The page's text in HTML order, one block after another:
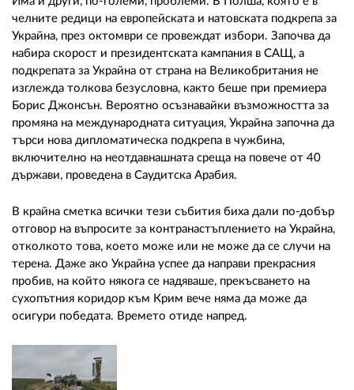
челните редици на европейската и натовската подкрепа за
Украйна, през октомври се провеждат избори. Започва да
набира скорост и президентската кампания в САЩ, а
подкрепата за Украйна от страна на Великобритания не
изглежда толкова безусловна, както беше при премиера
Борис Джонсън. Вероятно осъзнавайки възможността за
промяна на международната ситуация, Украйна започна да
търси нова дипломатическа подкрепа в чужбина,
включително на неотдавнашната среща на повече от 40
държави, проведена в Саудитска Арабия.
В крайна сметка всички тези събития биха дали по-добър
отговор на въпросите за контранастъплението на Украйна,
отколкото това, което може или не може да се случи на
терена. Даже ако Украйна успее да направи прекрасния
пробив, на който някога се надяваше, прекъсването на
сухопътния коридор към Крим вече няма да може да
осигури победата. Времето отиде напред.